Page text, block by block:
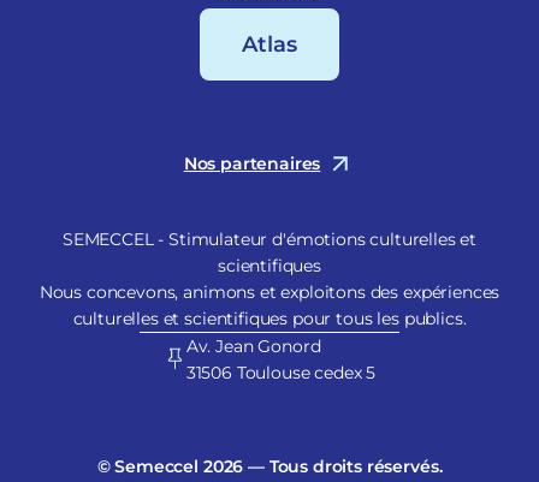
Atlas
Nos partenaires
SEMECCEL - Stimulateur d'émotions culturelles et
scientifiques
Nous concevons, animons et exploitons des expériences
culturelles et scientifiques pour tous les publics.
Av. Jean Gonord
31506 Toulouse cedex 5
© Semeccel 2026 — Tous droits réservés.